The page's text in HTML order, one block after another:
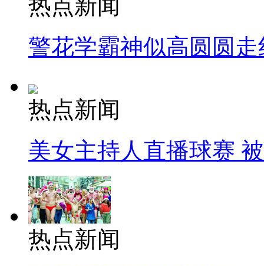
热点新闻
警花学霸神似高圆圆走
热点新闻
美女主持人直播球赛
热点新闻